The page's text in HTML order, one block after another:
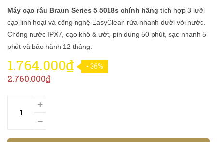
Máy cạo râu Braun Series 5 5018s chính hãng tích hợp 3 lưỡi
cạo linh hoạt và công nghệ EasyClean rửa nhanh dưới vòi nước.
Chống nước IPX7, cạo khô & ướt, pin dùng 50 phút, sạc nhanh 5
phút và bảo hành 12 tháng.
1.764.000₫ - 36%
2.760.000₫